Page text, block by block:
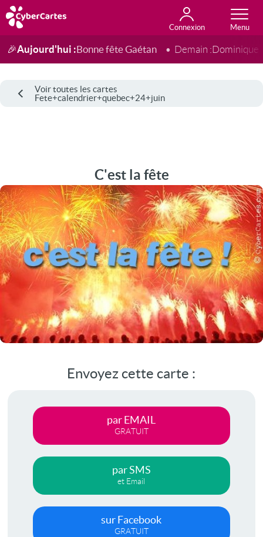
Connexion
Anniversaire
Fête du jour
Amour
Amitié
Merci
Toutes les cartes
🎉Aujourd'hui :Bonne fête Gaétan Demain :Dominique
Voir toutes les cartes
Fete+calendrier+quebec+24+juin
C'est la fête
Envoyez cette carte :
par EMAIL
GRATUIT
par SMS
et Email
sur Facebook
GRATUIT